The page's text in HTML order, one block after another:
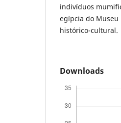
indivíduos
egípcia do Museu
histórico-cultural.
Downloads